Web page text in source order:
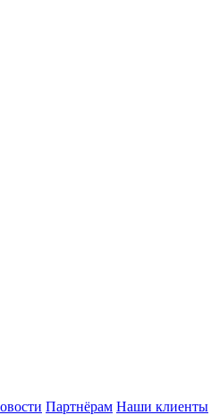
Партнёрам Наши клиенты